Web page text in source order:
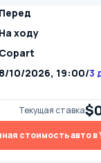
Перед
На ходу
Copart
8/10/2026, 19:00/3
Текущая ставка
стоимость авто в